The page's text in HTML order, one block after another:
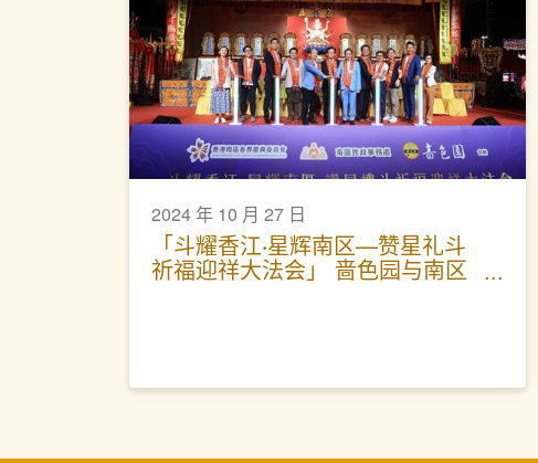
2024 年 10 月 27 日
「斗耀香江‧星辉南区—赞星礼斗
祈福迎祥大法会」 啬色园与南区